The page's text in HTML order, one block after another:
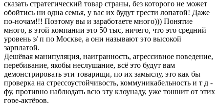
сказать стратегический товар страны, без которого не может
обойтись ни одна семья, у вас их будут грести лопатой! Даже
по-ночам!!! Поэтому вы и заработаете много))) Понятие
много, в этой компании это 50 тыс, ничего, что это средний
уровень з/ п по Москве, а они называют это высокой
зарплатой.
Дешёвая манипуляция, наигранность, агрессивное поведение,
перебивание, якобы неслушание, всё это будут вам
демонстрировать эти товарищи, по их замыслу, это как бы
проверка на стрессоустойчивость, коммуникабельность и т д -
фу, противно наблюдать всю эту клоунаду, уже тошнит от этих
горе-актёров.